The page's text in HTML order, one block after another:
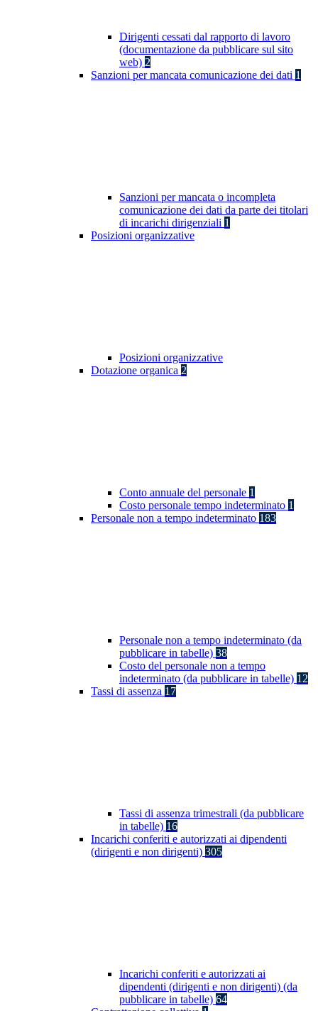
Dirigenti cessati dal rapporto di lavoro
(documentazione da pubblicare sul sito
web) 2
Sanzioni per mancata comunicazione dei dati 1
Sanzioni per mancata o incompleta
comunicazione dei dati da parte dei titolari
di incarichi dirigenziali 1
Posizioni organizzative
Posizioni organizzative
Dotazione organica 2
Conto annuale del personale 1
Costo personale tempo indeterminato 1
Personale non a tempo indeterminato 183
Personale non a tempo indeterminato (da
pubblicare in tabelle) 38
Costo del personale non a tempo
indeterminato (da pubblicare in tabelle) 12
Tassi di assenza 17
Tassi di assenza trimestrali (da pubblicare
in tabelle) 16
Incarichi conferiti e autorizzati ai dipendenti
(dirigenti e non dirigenti) 305
Incarichi conferiti e autorizzati ai
dipendenti (dirigenti e non dirigenti) (da
pubblicare in tabelle) 64